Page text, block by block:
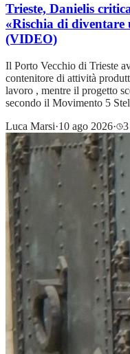
Trieste, Danielis
«Rischia di
(VIDEO)
Il Porto Vecchio di Trieste
contenitore di attività
lavoro , mentre il progetto
secondo il Movimento 5
Luca Marsi·10 ago 2026·